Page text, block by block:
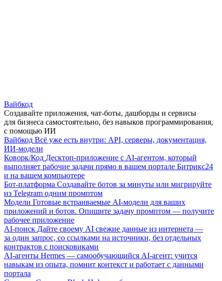
Вайбкод
Создавайте приложения, чат-боты, дашборды и сервисы
для бизнеса самостоятельно, без навыков программирования,
с помощью ИИ
Вайбкод Всё уже есть внутри: API, серверы, документация,
ИИ-модели
Коворк/Код Десктоп-приложение с AI-агентом, который
выполняет рабочие задачи прямо в вашем портале Битрикс24
и на вашем компьютере
Бот-платформа Создавайте ботов за минуты или мигрируйте
из Telegram одним промптом
Модели Готовые встраиваемые AI-модели для ваших
приложений и ботов. Опишите задачу промптом — получите
рабочее приложение
AI-поиск Дайте своему AI свежие данные из интернета —
за один запрос, со ссылками на источники, без отдельных
контрактов с поисковиками
AI-агенты Hermes — самообучающийся AI-агент: учится
навыкам из опыта, помнит контекст и работает с данными
портала